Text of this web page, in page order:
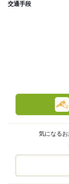
交通手段
気になるお